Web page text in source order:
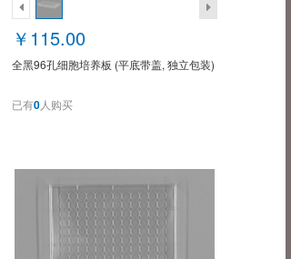
￥115.00
全黑96孔细胞培养板 (平底带盖, 独立包装)
已有0人购买